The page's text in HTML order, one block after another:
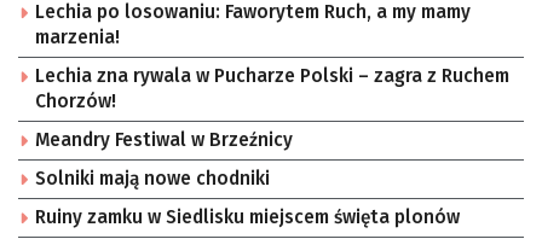
Lechia po losowaniu: Faworytem Ruch, a my mamy
marzenia!
Lechia zna rywala w Pucharze Polski – zagra z Ruchem
Chorzów!
Meandry Festiwal w Brzeźnicy
Solniki mają nowe chodniki
Ruiny zamku w Siedlisku miejscem święta plonów